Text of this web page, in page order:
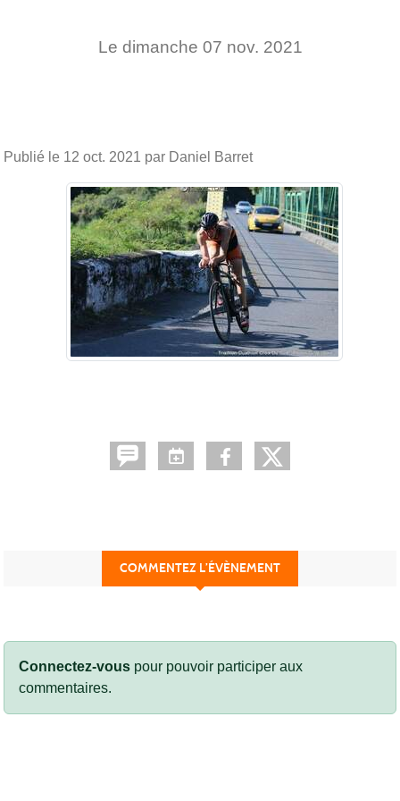
Le dimanche 07 nov. 2021
Publié le 12 oct. 2021 par Daniel Barret
COMMENTEZ L’ÉVÈNEMENT
Connectez-vous pour pouvoir participer aux
commentaires.